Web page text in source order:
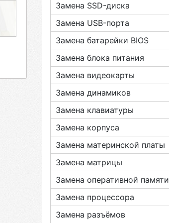
Замена SSD-диска
Замена USB-порта
Замена батарейки BIOS
Замена блока питания
Замена видеокарты
Замена динамиков
Замена клавиатуры
Замена корпуса
Замена материнской платы
Замена матрицы
Замена оперативной памяти
Замена процессора
Замена разъёмов